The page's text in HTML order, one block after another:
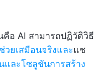
คือ AI สามารถปฏิวัติวิธี
วยเสมือนจริงและแช
และโซลูชันการสร้าง